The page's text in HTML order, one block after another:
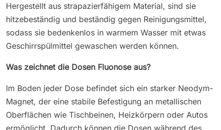
Hergestellt aus strapazierfähigem Material, sind sie
hitzebeständig und beständig gegen Reinigungsmittel,
sodass sie bedenkenlos in warmem Wasser mit etwas
Geschirrspülmittel gewaschen werden können.
Was zeichnet die Dosen Fluonose aus?
Im Boden jeder Dose befindet sich ein starker Neodym-
Magnet, der eine stabile Befestigung an metallischen
Oberflächen wie Tischbeinen, Heizkörpern oder Autos
ermöglicht. Dadurch können die Dosen während des